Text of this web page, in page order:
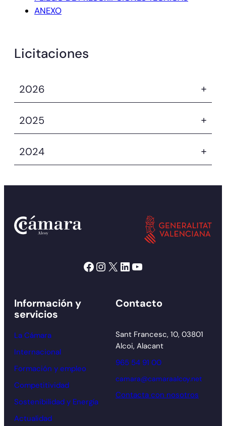
ANEXO
Licitaciones
2026
2025
2024
Facebook Instagram X LinkedIn YouTube
Información y
servicios
La Cámara
Internacional
Formación y empleo
Competitividad
Sostenibilidad y Energía
Actualidad
Contacto
Sant Francesc, 10, 03801
Alcoi, Alacant
965 54 91 00
camara@camaraalcoy.net
Contacta con nosotros